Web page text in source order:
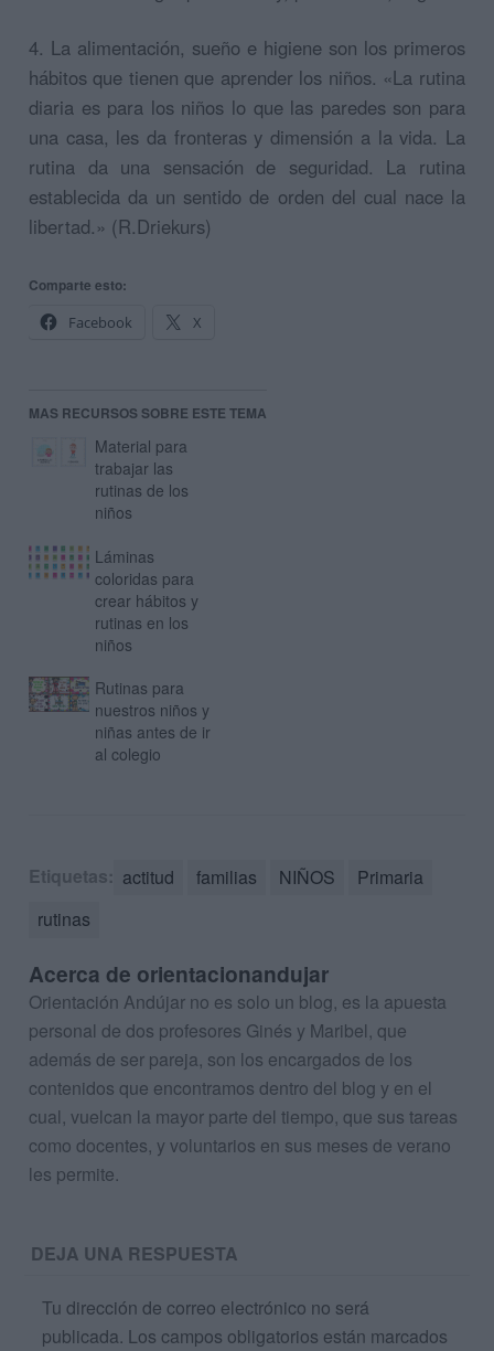
4. La alimentación, sueño e higiene son los primeros
hábitos que tienen que aprender los niños. «La rutina
diaria es para los niños lo que las paredes son para
una casa, les da fronteras y dimensión a la vida. La
rutina da una sensación de seguridad. La rutina
establecida da un sentido de orden del cual nace la
libertad.» (R.Driekurs)
Comparte esto:
Facebook
X
MAS RECURSOS SOBRE ESTE TEMA
Material para
trabajar las
rutinas de los
niños
Láminas
coloridas para
crear hábitos y
rutinas en los
niños
Rutinas para
nuestros niños y
niñas antes de ir
al colegio
Etiquetas: actitud familias NIÑOS
Primaria
rutinas
Acerca de orientacionandujar
Orientación Andújar no es solo un blog, es la apuesta
personal de dos profesores Ginés y Maribel, que
además de ser pareja, son los encargados de los
contenidos que encontramos dentro del blog y en el
cual, vuelcan la mayor parte del tiempo, que sus tareas
como docentes, y voluntarios en sus meses de verano
les permite.
DEJA UNA RESPUESTA
Tu dirección de correo electrónico no será
publicada. Los campos obligatorios están marcados